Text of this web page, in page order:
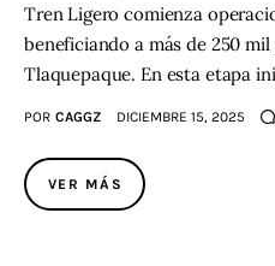
Tren Ligero comienza
beneficiando a más de 250
Tlaquepaque. En esta etapa
POR CAGGZ DICIEMBRE 15, 2025
VER MÁS